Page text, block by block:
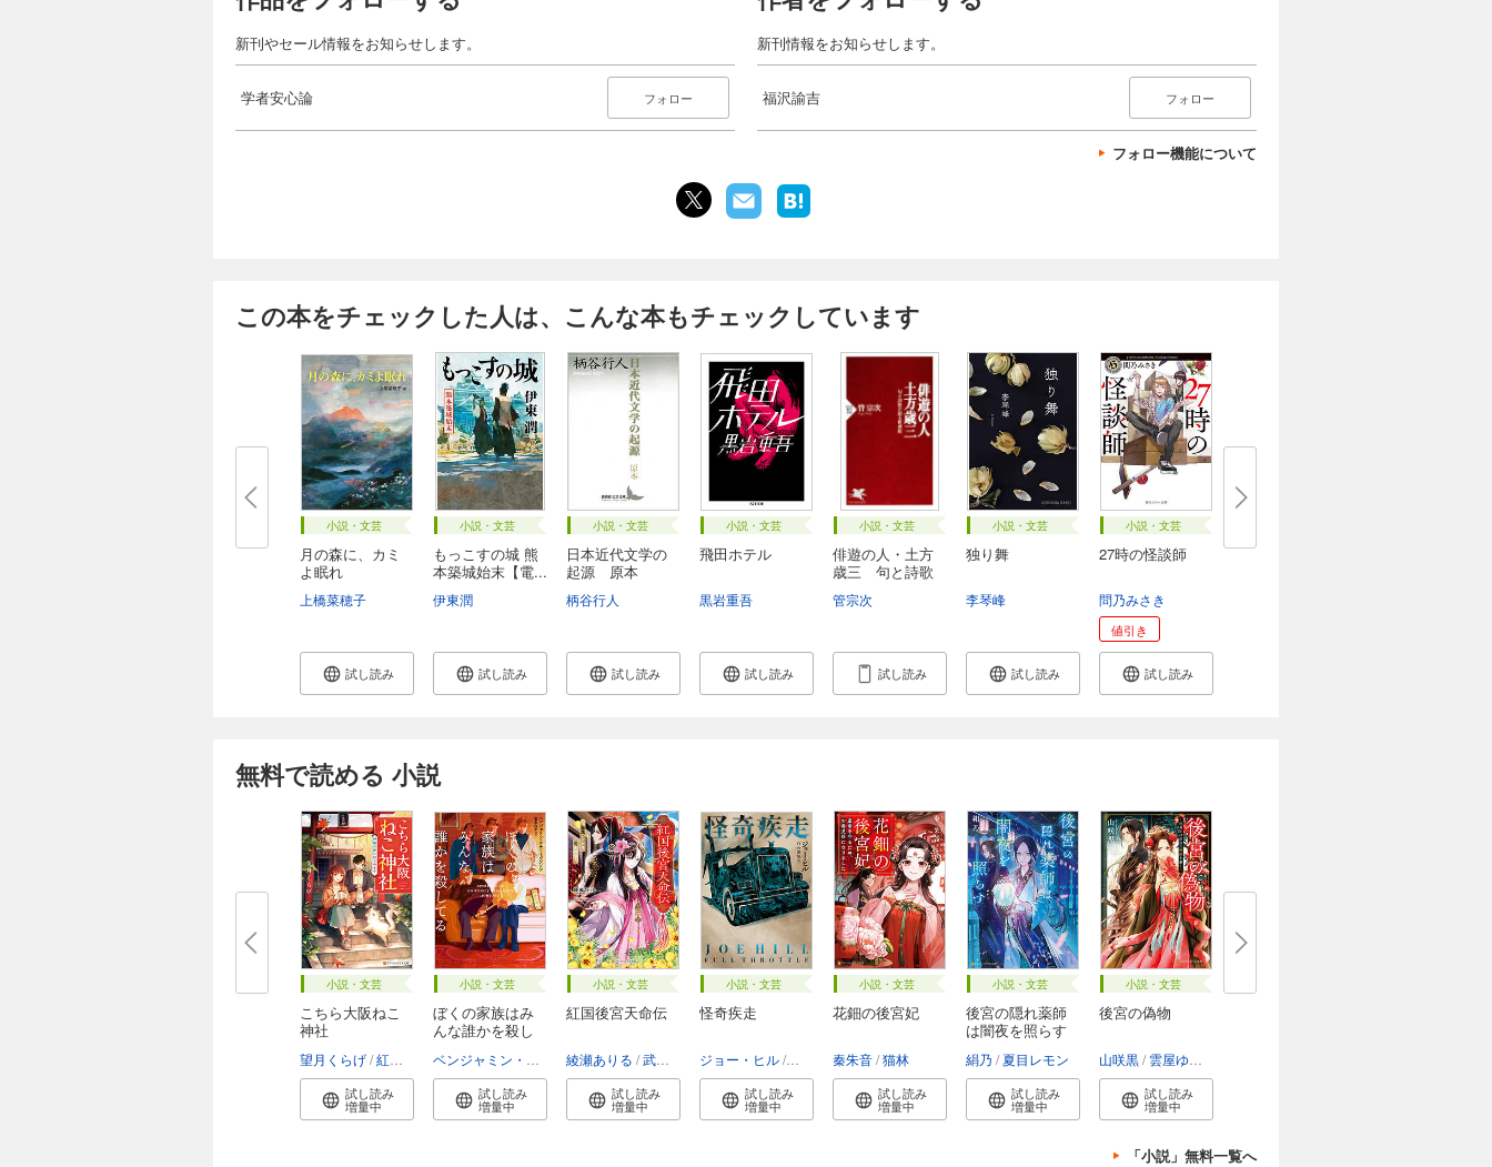
新刊やセール情報をお知らせします。
学者安心論 フォロー
新刊情報をお知らせします。
福沢諭吉 フォロー
フォロー機能について
この本をチェックした人は、こんな本もチェックしています
小説・文芸
月の森に、カミ
よ眠れ
上橋菜穂子
試し読み
小説・文芸
もっこすの城 熊
本築城始末【電...
伊東潤
試し読み
小説・文芸
日本近代文学の
起源 原本
柄谷行人
試し読み
小説・文芸
飛田ホテル
黒岩重吾
試し読み
小説・文芸
俳遊の人・土方
歳三 句と詩歌
管宗次
試し読み
小説・文芸
独り舞
李琴峰
試し読み
小説・文芸
27時の怪談師
問乃みさき
値引き
試し読み
無料で読める 小説
小説・文芸
こちら大阪ねこ
神社
望月くらげ 紅木春
試し読み
増量中
小説・文芸
ぼくの家族はみ
んな誰かを殺し
富永和子
試し読み
増量中
小説・文芸
紅国後宮天命伝
綾瀬ありる 武田ほたる
試し読み
増量中
小説・文芸
怪奇疾走
ジョー・ヒル スティーヴン・キング 白石朗・他
試し読み
増量中
小説・文芸
花鈿の後宮妃
秦朱音 猫林
試し読み
増量中
小説・文芸
後宮の隠れ薬師
は闇夜を照らす
絹乃 夏目レモン
試し読み
増量中
小説・文芸
後宮の偽物
山咲黒 雲屋ゆきお
試し読み
増量中
「小説」無料一覧へ